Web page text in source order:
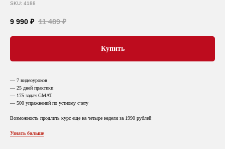
SKU: 4188
9 990 ₽ 11 489 ₽
Купить
— 7 видеоуроков
— 25 дней практики
— 175 задач GMAT
— 500 упражнений по устному счету
Возможность продлить курс еще на четыре недели за 1990 рублей
Узнать больше